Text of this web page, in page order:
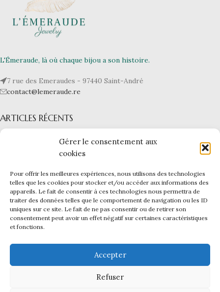
Gérer le consentement aux
cookies
Pour offrir les meilleures expériences, nous utilisons des technologies
telles que les cookies pour stocker et/ou accéder aux informations des
appareils. Le fait de consentir à ces technologies nous permettra de
traiter des données telles que le comportement de navigation ou les ID
uniques sur ce site. Le fait de ne pas consentir ou de retirer son
consentement peut avoir un effet négatif sur certaines caractéristiques
et fonctions.
Accepter
Refuser
L'Émeraude, là où chaque bijou a son histoire.
7 rue des Emeraudes - 97440 Saint-André
contact@lemeraude.re
ARTICLES RÉCENTS
LIENS UTILES
L'ÉMERAUDE|Mentions légales -CGV -CGU -Confidentialité -
Cookies
Ce site a été financé par l’Union Européenne dans le cadre du
programme FEDER-FSE+ Réunion dont l’Autorité de gestion est la
FEDER.